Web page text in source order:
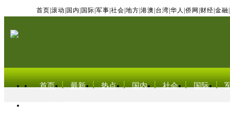
首页 滚动 国内 国际 军事 社会 地方 港澳 台湾 华人 侨网 财经 金融
首页 最新 热点 国内 社会 国际